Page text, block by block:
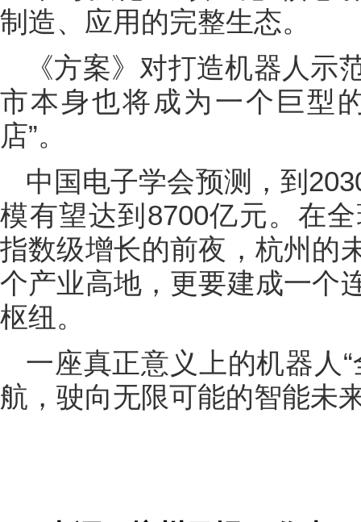
制造、应用的完整生态。
《方案》对打造机器人示
市本身也将成为一个巨型
店”。
中国电子学会预测，到
模有望达到8700亿元。在
指数级增长的前夜，杭州的
个产业高地，更要建成一个
枢纽。
一座真正意义上的机器人
航，驶向无限可能的智能未